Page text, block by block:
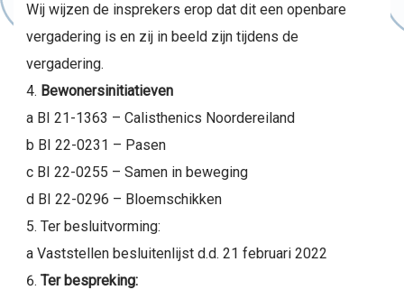
Wij wijzen de insprekers erop dat dit een openbare
vergadering is en zij in beeld zijn tijdens de
vergadering.
Bewonersinitiatieven
a BI 21-1363 – Calisthenics Noordereiland
b BI 22-0231 – Pasen
c BI 22-0255 – Samen in beweging
d BI 22-0296 – Bloemschikken
Ter besluitvorming:
a Vaststellen besluitenlijst d.d. 21 februari 2022
Ter bespreking: